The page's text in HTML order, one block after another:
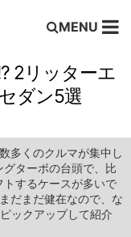
MENU
2リッターエ
ダン5選
多くのクルマが集中し
ターボの台頭で、比
するケースが多いで
だまだ健在なので、な
ックアップして紹介